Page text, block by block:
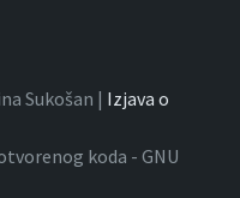
Sukošan | Izjava o
koda - GNU